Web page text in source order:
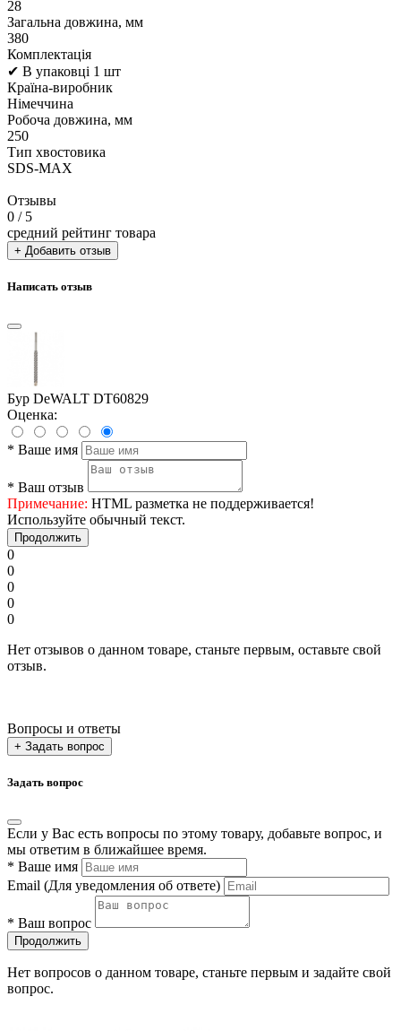
28
Загальна довжина, мм
380
Комплектація
✔ В упаковці 1 шт
Країна-виробник
Німеччина
Робоча довжина, мм
250
Тип хвостовика
SDS-MAX
Отзывы
0 / 5
средний рейтинг товара
+ Добавить отзыв
Написать отзыв
Бур DeWALT DT60829
Оценка:
* Ваше имя
* Ваш отзыв
Примечание: HTML разметка не поддерживается!
Используйте обычный текст.
Продолжить
0
0
0
0
0
Нет отзывов о данном товаре, станьте первым, оставьте свой
отзыв.
Вопросы и ответы
+ Задать вопрос
Задать вопрос
Если у Вас есть вопросы по этому товару, добавьте вопрос, и
мы ответим в ближайшее время.
* Ваше имя
Email (Для уведомления об ответе)
* Ваш вопрос
Продолжить
Нет вопросов о данном товаре, станьте первым и задайте свой
вопрос.